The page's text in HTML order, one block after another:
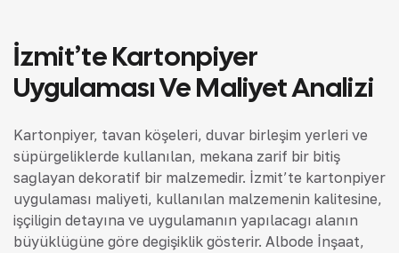
İzmit’te Kartonpiyer
Uygulaması Ve Maliyet Analizi
Kartonpiyer, tavan köşeleri, duvar birleşim yerleri ve
süpürgeliklerde kullanılan, mekana zarif bir bitiş
sağlayan dekoratif bir malzemedir. İzmit’te kartonpiyer
uygulaması maliyeti, kullanılan malzemenin kalitesine,
işçiliğin detayına ve uygulamanın yapılacağı alanın
büyüklüğüne göre değişiklik gösterir. Albode İnşaat,